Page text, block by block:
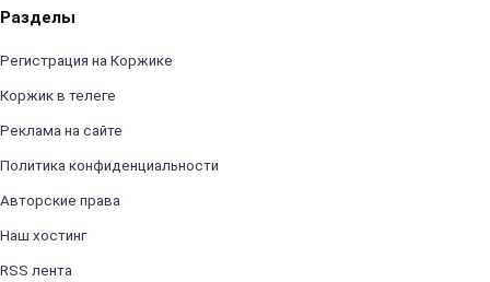
Разделы
Регистрация на Коржике
Коржик в телеге
Реклама на сайте
Политика конфиденциальности
Авторские права
Наш хостинг
RSS лента